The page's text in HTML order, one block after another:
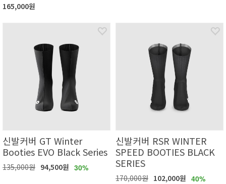
165,000원
신발커버 GT Winter
Booties EVO Black Series
135,000원 94,500원 30%
신발커버 RSR WINTER
SPEED BOOTIES BLACK
SERIES
170,000원 102,000원 40%